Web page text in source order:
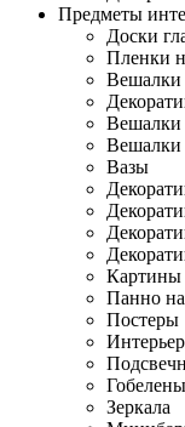
Предметы
Доски
Пленки
Вешалки
Вешалки
Вешалки
Вазы
Картины
Панно
Постеры
Гобелены
Зеркала